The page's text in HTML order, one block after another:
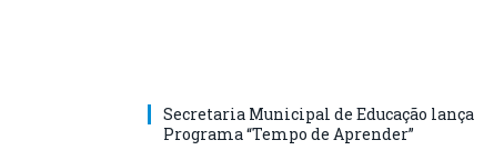
Secretaria Municipal de Educação lança
Programa “Tempo de Aprender”